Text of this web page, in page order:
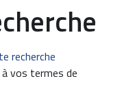
recherche
vos termes de